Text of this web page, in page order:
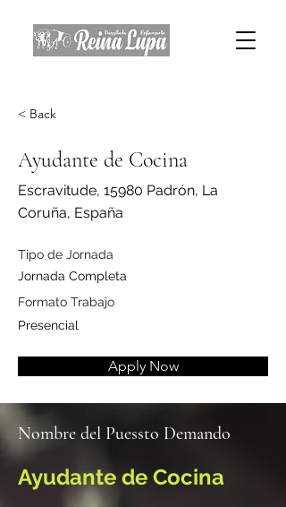
< Back
Ayudante de Cocina
Escravitude, 15980 Padrón, La
Coruña, España
Tipo de Jornada
Jornada Completa
Formato Trabajo
Presencial
Apply Now
Nombre del Puessto Demando
Ayudante de Cocina